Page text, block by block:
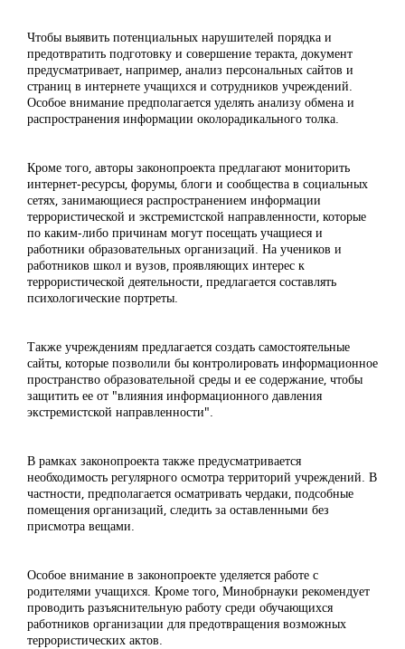
Чтобы выявить потенциальных нарушителей порядка и
предотвратить подготовку и совершение теракта, документ
предусматривает, например, анализ персональных сайтов и
страниц в интернете учащихся и сотрудников учреждений.
Особое внимание предполагается уделять анализу обмена и
распространения информации околорадикального толка.
Кроме того, авторы законопроекта предлагают мониторить
интернет-ресурсы, форумы, блоги и сообщества в социальных
сетях, занимающиеся распространением информации
террористической и экстремистской направленности, которые
по каким-либо причинам могут посещать учащиеся и
работники образовательных организаций. На учеников и
работников школ и вузов, проявляющих интерес к
террористической деятельности, предлагается составлять
психологические портреты.
Также учреждениям предлагается создать самостоятельные
сайты, которые позволили бы контролировать информационное
пространство образовательной среды и ее содержание, чтобы
защитить ее от "влияния информационного давления
экстремистской направленности".
В рамках законопроекта также предусматривается
необходимость регулярного осмотра территорий учреждений. В
частности, предполагается осматривать чердаки, подсобные
помещения организаций, следить за оставленными без
присмотра вещами.
Особое внимание в законопроекте уделяется работе с
родителями учащихся. Кроме того, Минобрнауки рекомендует
проводить разъяснительную работу среди обучающихся
работников организации для предотвращения возможных
террористических актов.